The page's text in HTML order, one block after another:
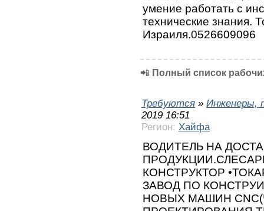
умение работать с
технические знания.
Израиля.0526609096
📲 Полный список
Требуются » Инженеры,
2019 16:51
Регион: Хайфа
ВОДИТЕЛЬ НА
КОНСТРУКТОР
ЗАВОД ПО
НОВЫХ МАШИН